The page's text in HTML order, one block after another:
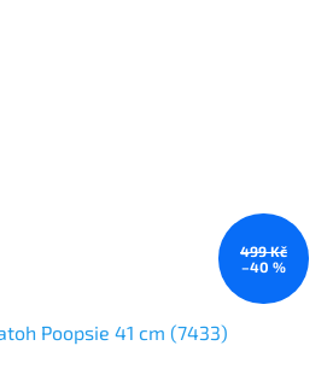
499 Kč
–40 %
Poopsie 41 cm (7433)